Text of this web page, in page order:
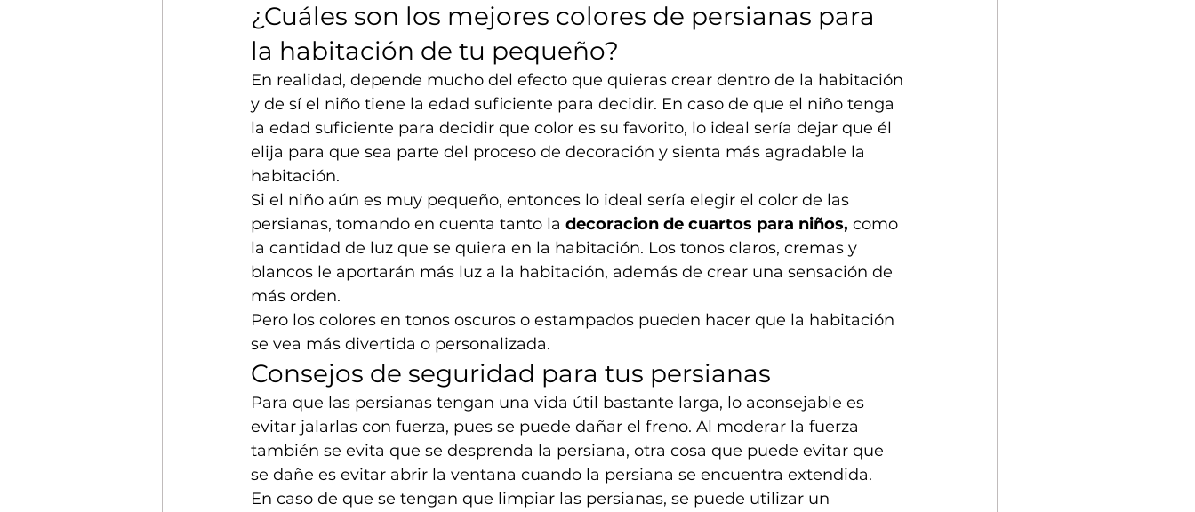
¿Cuáles son los mejores colores de persianas para
la habitación de tu pequeño?
En realidad, depende mucho del efecto que quieras crear dentro de la habitación
y de sí el niño tiene la edad suficiente para decidir. En caso de que el niño tenga
la edad suficiente para decidir que color es su favorito, lo ideal sería dejar que él
elija para que sea parte del proceso de decoración y sienta más agradable la
habitación.
Si el niño aún es muy pequeño, entonces lo ideal sería elegir el color de las
persianas, tomando en cuenta tanto la decoracion de cuartos para niños, como
la cantidad de luz que se quiera en la habitación. Los tonos claros, cremas y
blancos le aportarán más luz a la habitación, además de crear una sensación de
más orden.
Pero los colores en tonos oscuros o estampados pueden hacer que la habitación
se vea más divertida o personalizada.
Consejos de seguridad para tus persianas
Para que las persianas tengan una vida útil bastante larga, lo aconsejable es
evitar jalarlas con fuerza, pues se puede dañar el freno. Al moderar la fuerza
también se evita que se desprenda la persiana, otra cosa que puede evitar que
se dañe es evitar abrir la ventana cuando la persiana se encuentra extendida.
En caso de que se tengan que limpiar las persianas, se puede utilizar un